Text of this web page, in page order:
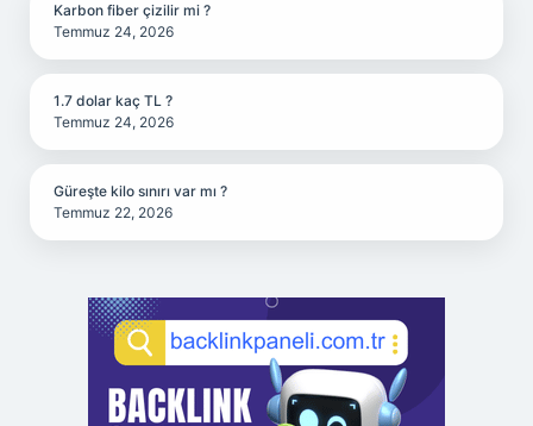
Karbon fiber çizilir mi ?
Temmuz 24, 2026
1.7 dolar kaç TL ?
Temmuz 24, 2026
Güreşte kilo sınırı var mı ?
Temmuz 22, 2026